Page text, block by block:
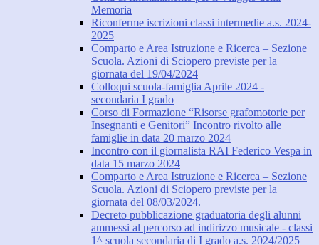
Memoria
Riconferme iscrizioni classi intermedie a.s. 2024-
2025
Comparto e Area Istruzione e Ricerca – Sezione
Scuola. Azioni di Sciopero previste per la
giornata del 19/04/2024
Colloqui scuola-famiglia Aprile 2024 -
secondaria I grado
Corso di Formazione “Risorse grafomotorie per
Insegnanti e Genitori” Incontro rivolto alle
famiglie in data 20 marzo 2024
Incontro con il giornalista RAI Federico Vespa in
data 15 marzo 2024
Comparto e Area Istruzione e Ricerca – Sezione
Scuola. Azioni di Sciopero previste per la
giornata del 08/03/2024.
Decreto pubblicazione graduatoria degli alunni
ammessi al percorso ad indirizzo musicale - classi
1^ scuola secondaria di I grado a.s. 2024/2025